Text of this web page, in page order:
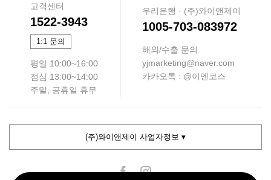
고객센터
1522-3943
1:1 문의
평일 10:00~16:00
점심 13:00~14:00
주말, 공휴일 휴무
우리은행 · (주)와이앤제이
1005-703-083972
해외/수출 문의
yjmarketing@naver.com
카카오톡 : @이엔코스
(주)와이앤제이 사업자정보 ▾